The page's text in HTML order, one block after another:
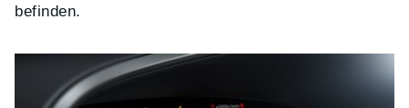
befinden.